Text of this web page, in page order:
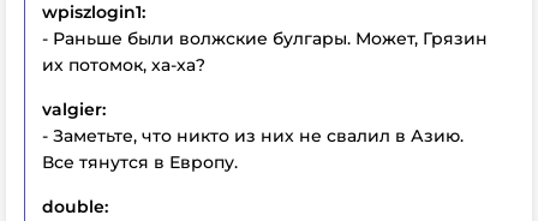
wpiszlogin1:
- Раньше были волжские булгары. Может, Грязин
их потомок, ха-ха?
valgier:
- Заметьте, что никто из них не свалил в Азию.
Все тянутся в Европу.
double: